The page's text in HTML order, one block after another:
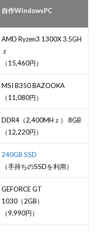
自作WindowsPC
AMD Ryzen3 1300X 3.5GH
ｚ
（15,460円）
MSI B350 BAZOOKA
（11,080円）
DDR4（2,400MHｚ） 8GB
（12,220円）
240GB SSD
（手持ちのSSDを利用）
GEFORCE GT
1030（2GB）
（9,990円）